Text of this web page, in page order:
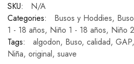
SKU:
N/A
Categories:
Busos y Hoddies,
1 - 18 años, Niño 1 - 18 años, Niño
Tags:
algodon, Buso, calidad, GAP,
Niña, original, suave